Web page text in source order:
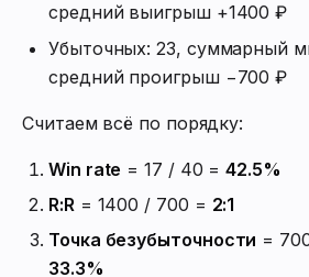
средний выигрыш +1400 ₽
Убыточных: 23, суммарный
средний проигрыш −700 ₽
Считаем всё по порядку:
Win rate = 17 / 40 =42.5%
R:R = 1400 / 700 = 2:1
Точка безубыточности =
33.3%